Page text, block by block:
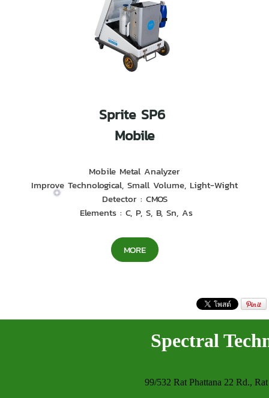
Sprite SP6
Mobile
Mobile Metal Analyzer
Improve Technological, Small Volume, Light-Wight
Detector : CMOS
Elements : C, P, S, B, Sn, As
MORE
Spectral
99/532 Rat Phattana 22 Rd.,